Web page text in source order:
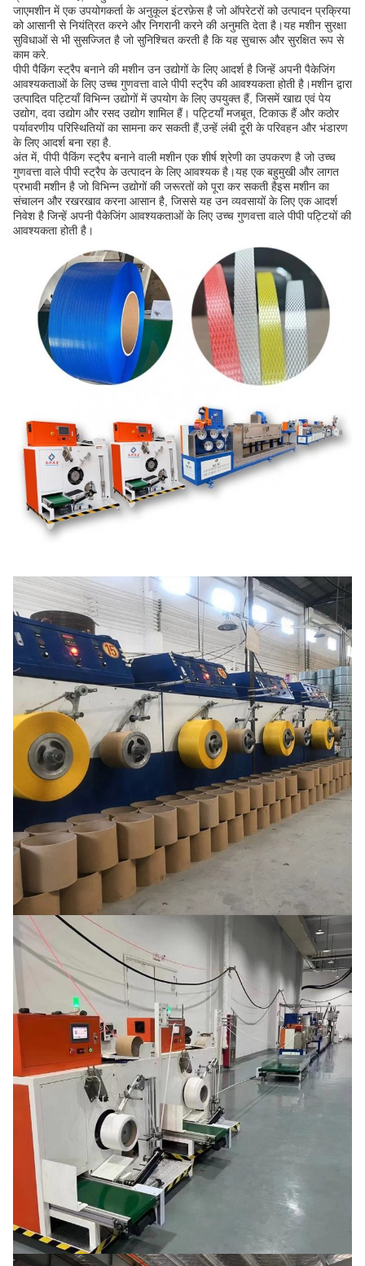
जाएमशीन में एक उपयोगकर्ता के अनुकूल इंटरफ़ेस है जो ऑपरेटरों को उत्पादन प्रक्रिया
को आसानी से नियंत्रित करने और निगरानी करने की अनुमति देता है।यह मशीन सुरक्षा
सुविधाओं से भी सुसज्जित है जो सुनिश्चित करती है कि यह सुचारू और सुरक्षित रूप से
काम करे.
पीपी पैकिंग स्ट्रैप बनाने की मशीन उन उद्योगों के लिए आदर्श है जिन्हें अपनी पैकेजिंग
आवश्यकताओं के लिए उच्च गुणवत्ता वाले पीपी स्ट्रैप की आवश्यकता होती है।मशीन द्वारा
उत्पादित पट्टियाँ विभिन्न उद्योगों में उपयोग के लिए उपयुक्त हैं, जिसमें खाद्य एवं पेय
उद्योग, दवा उद्योग और रसद उद्योग शामिल हैं। पट्टियाँ मजबूत, टिकाऊ हैं और कठोर
पर्यावरणीय परिस्थितियों का सामना कर सकती हैं,उन्हें लंबी दूरी के परिवहन और भंडारण
के लिए आदर्श बना रहा है.
अंत में, पीपी पैकिंग स्ट्रैप बनाने वाली मशीन एक शीर्ष श्रेणी का उपकरण है जो उच्च
गुणवत्ता वाले पीपी स्ट्रैप के उत्पादन के लिए आवश्यक है।यह एक बहुमुखी और लागत
प्रभावी मशीन है जो विभिन्न उद्योगों की जरूरतों को पूरा कर सकती हैइस मशीन का
संचालन और रखरखाव करना आसान है, जिससे यह उन व्यवसायों के लिए एक आदर्श
निवेश है जिन्हें अपनी पैकेजिंग आवश्यकताओं के लिए उच्च गुणवत्ता वाले पीपी पट्टियों की
आवश्यकता होती है।